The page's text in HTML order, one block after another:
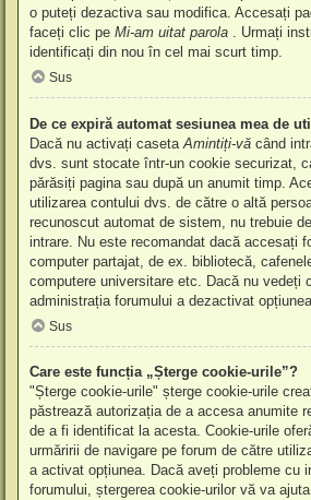
o puteți dezactiva sau modifica. Accesați
faceți clic pe Mi-am uitat parola
. Urmați
identificați din nou în cel mai scurt timp.
Sus
De ce expiră automat sesiunea mea de
Dacă nu activați caseta Amintiți-vă când
dvs. sunt stocate într-un cookie securizat,
părăsiți pagina sau după un anumit timp.
utilizarea contului dvs. de către o altă
recunoscut automat de sistem, nu trebuie
intrare. Nu este recomandat dacă accesați
computer partajat, de ex. bibliotecă,
computere universitare etc. Dacă nu vedeți
administrația forumului a dezactivat opțiunea.
Sus
Care este funcția „Șterge cookie-urile”?
"Șterge cookie-urile" șterge cookie-urile
păstrează autorizația de a accesa anumite
de a fi identificat la acesta. Cookie-urile
urmăririi de navigare pe forum de către
a activat opțiunea. Dacă aveți probleme cu
forumului, ștergerea cookie-urilor vă va